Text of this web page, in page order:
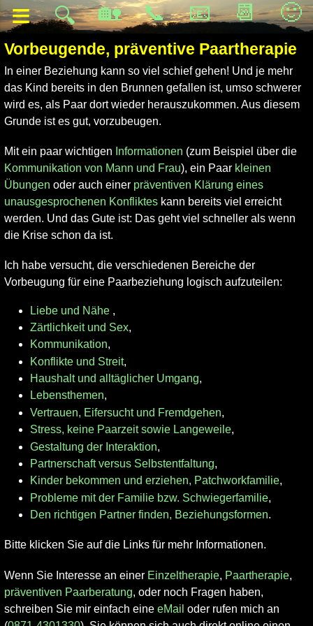
≡ 🔍 🏡 📞 📧 📆 🙂
Vorbeugende, präventive Paartherapie
In einer Beziehung kann so viel schief gehen! Und je mehr
das Kind bereits in den Brunnen gefallen ist, umso schwerer
wird es, als Paar dort wieder herauszukommen. Aus diesem
Grunde ist es gut, vorzubeugen.
Mit ein paar wichtigen Informationen (zum Beispiel über die
Kommunikation von Mann und Frau), ein Paar kleinen
Übungen oder auch einer präventiven Klärung eines
unausgesprochenen Konfliktes kann bereits viel erreicht
werden. Und das Gute ist: Das geht viel schneller als wenn
die Krise schon da ist.
Ich habe versucht, die verschiedenen Bereiche der
Vorbeugung für eine Paarbeziehung logisch aufzuteilen:
Liebe und Nähe ,
Zärtlichkeit und Sex,
Kommunikation,
Konflikte und Streit,
Haushalt und alltäglicher Umgang,
Lebensthemen,
Vertrauen, Eifersucht und Fremdgehen,
Stress, keine Paarzeit sowie Langeweile,
Gestaltung der Interaktion,
Partnerschaft versus Selbstentfaltung,
Kinder bekommen und erziehen, Patchworkfamilie,
Probleme mit der Familie bzw. Schwiegerfamilie,
Den richtigen Partner finden, Beziehungsformen.
Bitte klicken Sie auf die Links für mehr Informationen.
Wenn Sie Interesse an einer Einzeltherapie, Paartherapie,
präventiven Paarberatung, oder noch Fragen haben,
schreiben Sie mir einfach eineeMail oder rufen mich an